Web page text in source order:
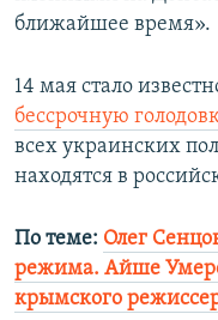
ближайшее время».
14 мая стало
бессрочную
всех украинских
находятся в
По теме: Олег
режима. Айше
крымского